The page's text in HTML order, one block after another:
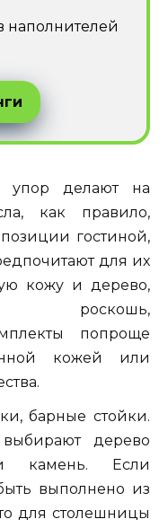
наполнителей
упор делают на
как правило,
гостиной,
для их
кожу и дерево,
роскошь,
попроще
кожей или
барные стойки.
дерево
камень. Если
выполнено из
для столешницы